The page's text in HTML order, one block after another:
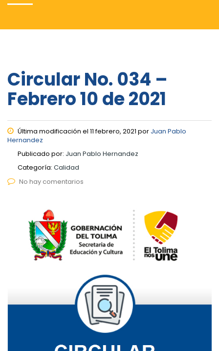
Circular No. 034 –
Febrero 10 de 2021
Última modificación el 11 febrero, 2021 por Juan Pablo
Hernandez
Publicado por: Juan Pablo Hernandez
Categoría: Calidad
No hay comentarios